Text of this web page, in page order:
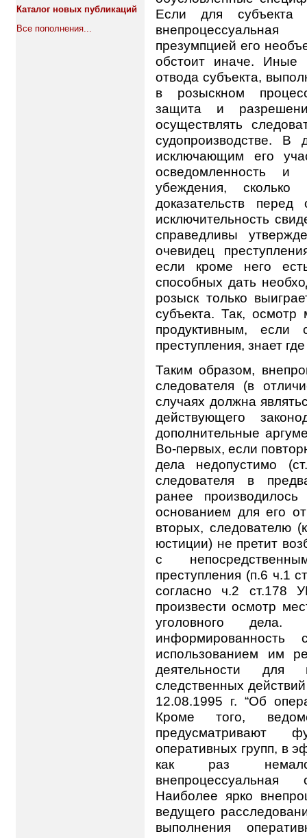
Каталог новых публикаций
Все пополнения...
Если для субъекта
внепроцессуальная
презумпцией его
обстоит иначе. Иные
отвода субъекта,
в розыскном
защита и
осуществлять
судопроизводстве. В
исключающим его
осведомленность и
убеждения, сколько
доказательств перед
исключительность
справедливы
очевидец
если кроме него
способных дать
розыск только
субъекта. Так, осмотр
продуктивным, если
преступления, знает
Таким образом,
следователя (в
случаях должна
действующего
дополнительные
Во-первых, если
дела недопустимо
следователя в
ранее
основанием для его
вторых, следователю
юстиции) не претит
с
преступления (п.6 ч.1
согласно ч.2 ст.178
произвести осмотр
уголовного дела.
информированность
использованием им
деятельности для
следственных
12.08.1995 г. “Об
Кроме того,
предусматривают
оперативных групп, в
как раз
внепроцессуальная
Наиболее ярко
ведущего
выполнения